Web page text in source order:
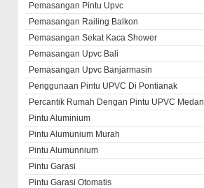
Pemasangan Pintu Upvc
Pemasangan Railing Balkon
Pemasangan Sekat Kaca Shower
Pemasangan Upvc Bali
Pemasangan Upvc Banjarmasin
Penggunaan Pintu UPVC Di Pontianak
Percantik Rumah Dengan Pintu UPVC Medan
Pintu Aluminium
Pintu Alumunium Murah
Pintu Alumunnium
Pintu Garasi
Pintu Garasi Otomatis